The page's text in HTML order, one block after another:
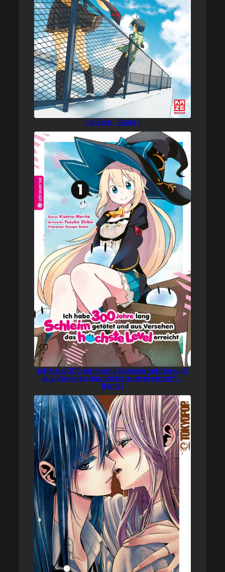
Iris Zero – Band 1
Ich habe 300 Jahre lang Schleim getötet und
aus Versehen das höchste Level erreicht –
Band 1